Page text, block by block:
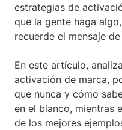
estrategias de
que la gente haga
recuerde el mensaje
En este artículo,
activación de marca,
que nunca y cómo
en el blanco, mientras
de los mejores